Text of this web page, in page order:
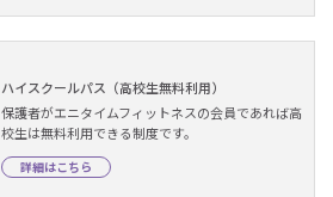
ハイスクールパス（高校生無料利用）
保護者がエニタイムフィットネスの会員であれば高
校生は無料利用できる制度です。
詳細はこちら